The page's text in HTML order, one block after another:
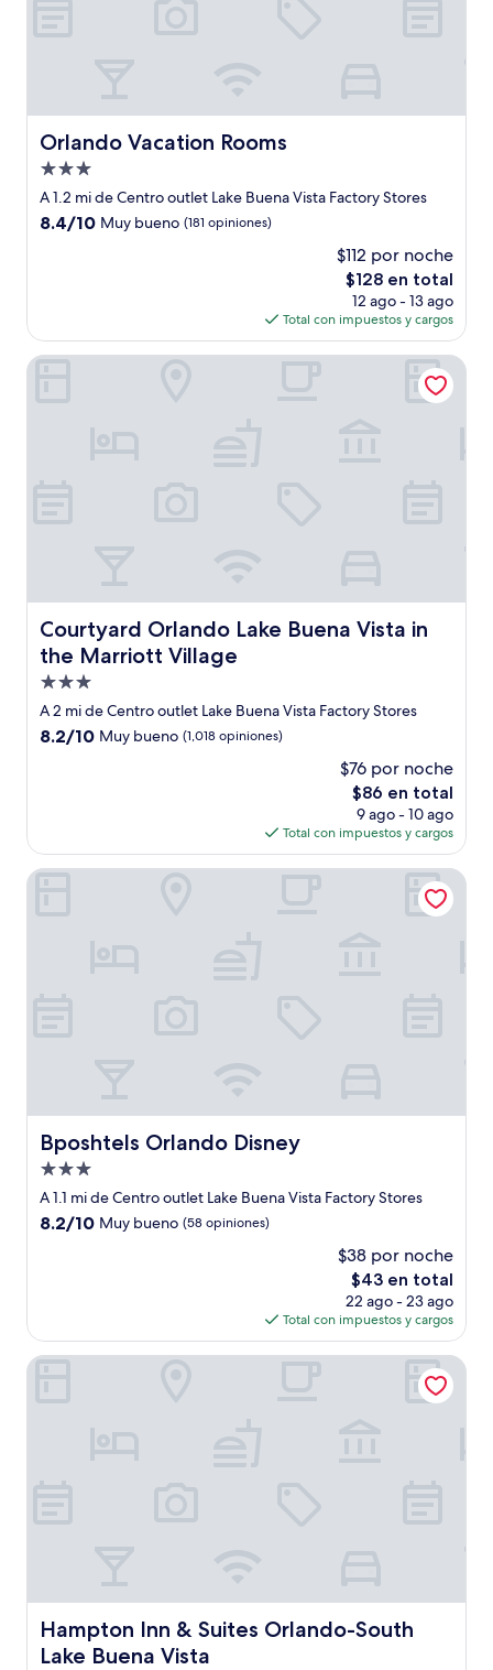
Orlando Vacation Rooms
Orlando Vacation Rooms
Propiedad
de
3.0
A 1.2 mi de Centro outlet Lake Buena Vista Factory Stores
8.4
opiniones)
8.4/10 Muy bueno (181 opiniones)
$112 por noche
El
precio
actual
es
de
$128 en total
12 ago - 13 ago
Total con impuestos y cargos
Courtyard Orlando Lake Buena Vista in
the Marriott Village
Courtyard Orlando Lake Buena Vista in the Marriott
Propiedad
de
3.0
A 2 mi de Centro outlet Lake Buena Vista Factory Stores
8.2
opiniones)
8.2/10 Muy bueno (1,018 opiniones)
$76 por noche
El
precio
actual
es
de
$86 en total
9 ago - 10 ago
Total con impuestos y cargos
Courtyard Orlando Lake Buena Vista in the Marriott Village
Bposhtels Orlando Disney
Bposhtels Orlando Disney
Propiedad
de
3.0
A 1.1 mi de Centro outlet Lake Buena Vista Factory Stores
8.2
opiniones)
8.2/10 Muy bueno (58 opiniones)
$38 por noche
El
precio
actual
es
de
$43 en total
22 ago - 23 ago
Total con impuestos y cargos
Bposhtels Orlando Disney
Hampton Inn & Suites Orlando-South
Lake Buena Vista
Hampton Inn & Suites Orlando-South Lake Buena Vista
Hampton Inn & Suites Orlando-South Lake Buena Vista